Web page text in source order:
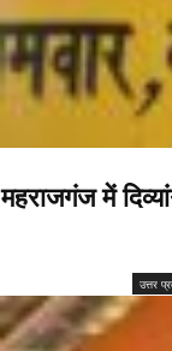
महराजगंज में
उत्तर